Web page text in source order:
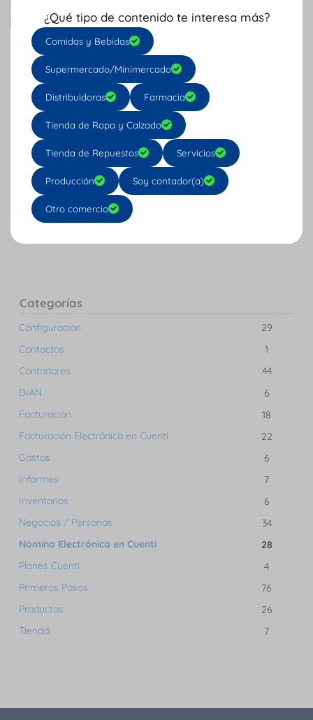
Tu opinión nos importa: califica AQUÍ
Anterior
Paso a paso para iniciar nómina electrónica
Categorías
Configuración
29
Contactos
1
Contadores
44
DIAN
6
Facturación
18
Facturación Electrónica en Cuenti
22
Gastos
6
Informes
7
Inventarios
6
Negocios / Personas
34
Nómina Electrónica en Cuenti
28
Planes Cuenti
4
Primeros Pasos
76
Productos
26
Tienddi
7
¿Qué tipo de contenido te interesa más?
Comidas y Bebidas
Supermercado/Minimercado
Distribuidoras Farmacia
Tienda de Ropa y Calzado
Tienda de Repuestos Servicios
Producción Soy contador(a)
Otro comercio